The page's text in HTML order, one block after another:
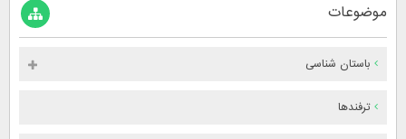
موضوعات
باستان شناسی
ترفندها